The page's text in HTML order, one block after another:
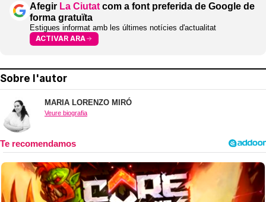
Afegir La Ciutat com a font preferida de Google de
forma gratuïta
Estigues informat amb les últimes notícies d'actualitat
ACTIVAR ARA
Sobre l'autor
MARIA LORENZO MIRÓ
Veure biografia